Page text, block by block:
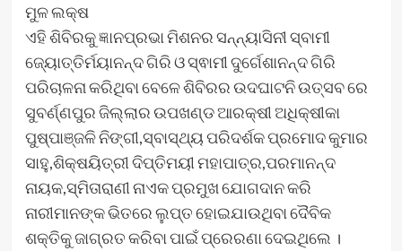
ମୁଳ ଲକ୍ଷ
ଏହି ଶିବିରକୁ ଜ୍ଞାନପ୍ରଭା ମିଶନର ସନ୍ନ୍ୟାସିନୀ ସ୍ବାମୀ
ଜ୍ୟୋତ୍ତିର୍ମୟାନନ୍ଦ ଗିରି ଓ ସ୍ଵାମୀ ଦୁର୍ଗେଶାନନ୍ଦ ଗିରି
ପରିଚାଳନା କରିଥିବା ବେଳେ ଶିବିରର ଉଦଘାଟନି ଉତ୍ସବ ରେ
ସୁବର୍ଣ୍ଣପୁର ଜିଲ୍ଲାର ଉପଖଣ୍ଡ ଆରକ୍ଷୀ ଅଧିକ୍ଷୀକା
ପୁଷ୍ପାଞ୍ଜଳି ନିଙ୍ଗୀ,ସ୍ବାସ୍ଥ୍ୟ ପରିଦର୍ଶକ ପ୍ରମୋଦ କୁମାର
ସାହୁ,ଶିକ୍ଷୟିତ୍ରୀ ଦିପ୍ତିମୟୀ ମହାପାତ୍ର,ପରମାନନ୍ଦ
ନାୟକ,ସ୍ମିତାରାଣୀ ନାଏକ ପ୍ରମୁଖ ଯୋଗଦାନ କରି
ନାରୀମାନଙ୍କ ଭିତରେ ଲୁପ୍ତ ହୋଇଯାଉଥିବା ଦୈବିକ
ଶକ୍ତିକୁ ଜାଗ୍ରତ କରିବା ପାଇଁ ପ୍ରେରଣା ଦେଇଥିଲେ ।